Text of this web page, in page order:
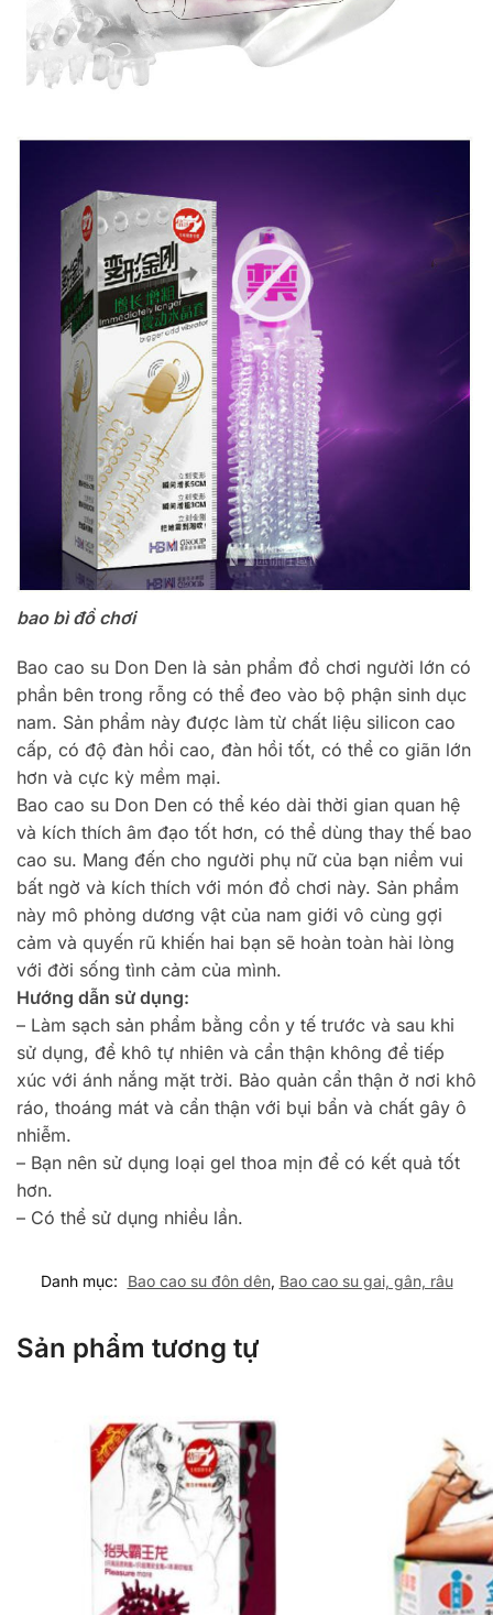
bao bì đồ chơi
Bao cao su Don Den là sản phẩm đồ chơi người lớn có
phần bên trong rỗng có thể đeo vào bộ phận sinh dục
nam. Sản phẩm này được làm từ chất liệu silicon cao
cấp, có độ đàn hồi cao, đàn hồi tốt, có thể co giãn lớn
hơn và cực kỳ mềm mại.
Bao cao su Don Den có thể kéo dài thời gian quan hệ
và kích thích âm đạo tốt hơn, có thể dùng thay thế bao
cao su. Mang đến cho người phụ nữ của bạn niềm vui
bất ngờ và kích thích với món đồ chơi này. Sản phẩm
này mô phỏng dương vật của nam giới vô cùng gợi
cảm và quyến rũ khiến hai bạn sẽ hoàn toàn hài lòng
với đời sống tình cảm của mình.
Hướng dẫn sử dụng:
– Làm sạch sản phẩm bằng cồn y tế trước và sau khi
sử dụng, để khô tự nhiên và cẩn thận không để tiếp
xúc với ánh nắng mặt trời. Bảo quản cẩn thận ở nơi khô
ráo, thoáng mát và cẩn thận với bụi bẩn và chất gây ô
nhiễm.
– Bạn nên sử dụng loại gel thoa mịn để có kết quả tốt
hơn.
– Có thể sử dụng nhiều lần.
Danh mục: Bao cao su đôn dên, Bao cao su gai, gân, râu
Sản phẩm tương tự